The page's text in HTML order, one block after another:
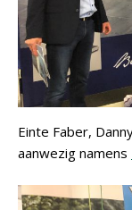
Einte Faber,
aanwezig namens